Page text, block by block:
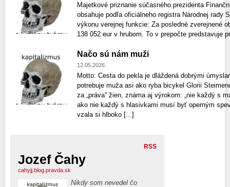
Majetkové priznanie súčasného prezidenta
obsahuje podľa oficiálneho registra Národnej rady
výkonu verejnej funkcie: Za posledné zverejnené
138 052 eur v hrubom. To v prepočte predstavuje
Načo sú nám muži
12.05.2026
Motto: Cesta do pekla je dláždená dobrými
potrebuje muža asi ako ryba bicykel Glorii
za „práva” žien, známa aj výrokom: „nie každý s
ako nie každý s hlasivkami musí byť operným
vzala si hlboko [...]
RSS
Jozef Čahy
cahyjj.blog.pravda.sk
Nikdy som nevedel čo